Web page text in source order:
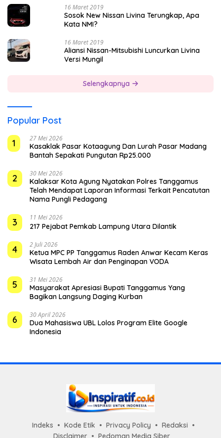
16 Maret 2019
Sosok New Nissan Livina Terungkap, Apa
Kata NMI?
16 Maret 2019
Aliansi Nissan-Mitsubishi Luncurkan Livina
Versi Mungil
Selengkapnya
Popular Post
1
27 Mei 2026
Kasaklak Pasar Kotaagung Dan Lurah Pasar Madang
Bantah Sepakati Pungutan Rp25.000
2 30 Mei 2026
Kalaksar Kota Agung Nyatakan Polres Tanggamus
Telah Mendapat Laporan Informasi Terkait Pencatutan
Nama Pungli Pedagang
3 11 Mei 2026
217 Pejabat Pemkab Lampung Utara Dilantik
4 2 Juli 2026
Ketua MPC PP Tanggamus Raden Anwar Kecam Keras
Wisata Lembah Air dan Penginapan VODA
5 31 Mei 2026
Masyarakat Apresiasi Bupati Tanggamus Yang
Bagikan Langsung Daging Kurban
6 30 April 2026
Dua Mahasiswa UBL Lolos Program Elite Google
Indonesia
Indeks Kode Etik Privacy Policy
Redaksi
Disclaimer
Pedoman Media Siber